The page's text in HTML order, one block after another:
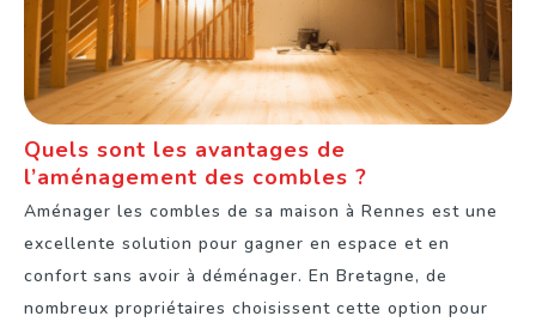
Quels sont les avantages de
l’aménagement des combles ?
Aménager les combles de sa maison à Rennes est une
excellente solution pour gagner en espace et en
confort sans avoir à déménager. En Bretagne, de
nombreux propriétaires choisissent cette option pour